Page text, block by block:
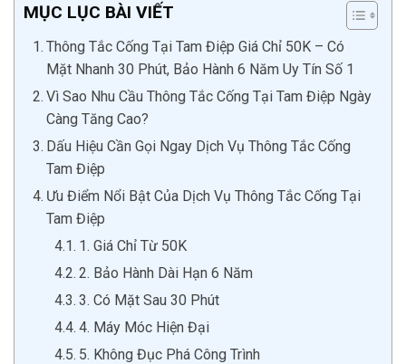
MỤC LỤC BÀI VIẾT
Thông Tắc Cống Tại Tam Điệp Giá Chỉ 50K – Có
Mặt Nhanh 30 Phút, Bảo Hành 6 Năm Uy Tín Số 1
Vì Sao Nhu Cầu Thông Tắc Cống Tại Tam Điệp Ngày
Càng Tăng Cao?
Dấu Hiệu Cần Gọi Ngay Dịch Vụ Thông Tắc Cống
Tam Điệp
Ưu Điểm Nổi Bật Của Dịch Vụ Thông Tắc Cống Tại
Tam Điệp
1. Giá Chỉ Từ 50K
2. Bảo Hành Dài Hạn 6 Năm
3. Có Mặt Sau 30 Phút
4. Máy Móc Hiện Đại
5. Không Đục Phá Công Trình